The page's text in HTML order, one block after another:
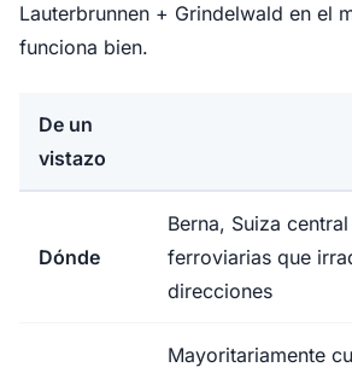
Lauterbrunnen + Grindelwald en el
funciona bien.
De un
vistazo
Dónde
Berna, Suiza
ferroviarias que
direcciones
Mayoritariamente